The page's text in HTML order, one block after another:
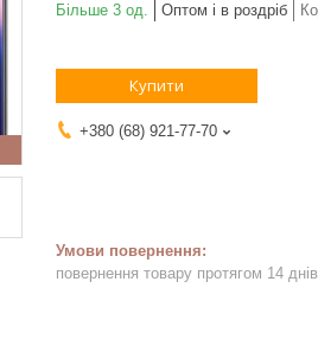
Більше 3 од. Оптом і в роздріб
Купити
+380 (68) 921-77-70
повернення товару протягом 14 днів